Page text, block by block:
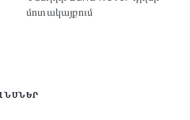
մոտակայքում